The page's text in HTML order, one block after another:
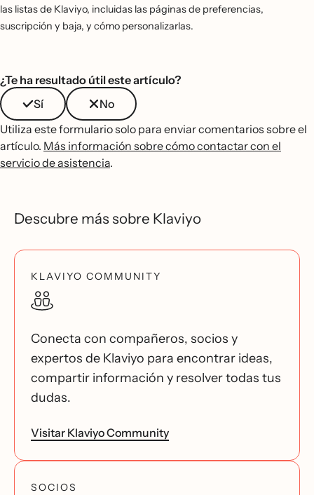
las listas de Klaviyo, incluidas las páginas de preferencias,
suscripción y baja, y cómo personalizarlas.
¿Te ha resultado útil este artículo?
Sí
No
Utiliza este formulario solo para enviar comentarios sobre el
artículo. Más información sobre cómo contactar con el
servicio de asistencia.
Descubre más sobre Klaviyo
KLAVIYO COMMUNITY
Conecta con compañeros, socios y
expertos de Klaviyo para encontrar ideas,
compartir información y resolver todas tus
dudas.
Visitar Klaviyo Community
SOCIOS